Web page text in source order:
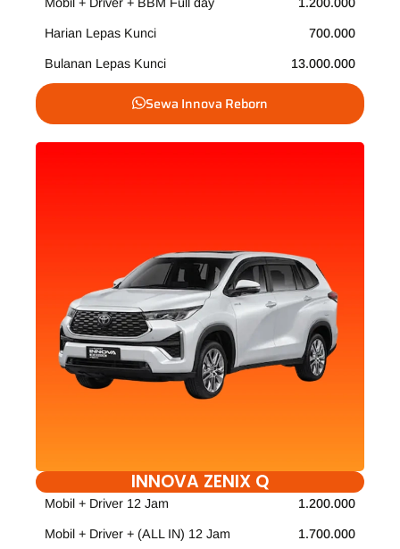
Harian Lepas Kunci 700.000
Bulanan Lepas Kunci 13.000.000
Sewa Innova Reborn
INNOVA ZENIX Q
Mobil + Driver 12 Jam 1.200.000
Mobil + Driver + (ALL IN) 12 Jam 1.700.000